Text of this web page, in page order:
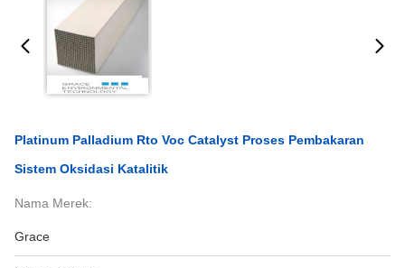
Platinum Palladium Rto Voc Catalyst Proses Pembakaran
Sistem Oksidasi Katalitik
Nama Merek:
Grace